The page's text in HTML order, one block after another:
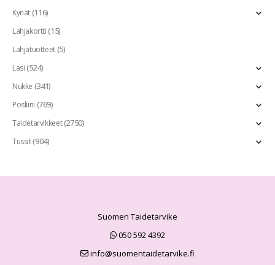
Kynät(116)
Lahjakortti(15)
Lahjatuotteet(5)
Lasi(524)
Nukke (341)
Posliini (769)
Taidetarvikkeet(2750)
Tussit(904)
Suomen Taidetarvike
050 592 4392
info@suomentaidetarvike.fi